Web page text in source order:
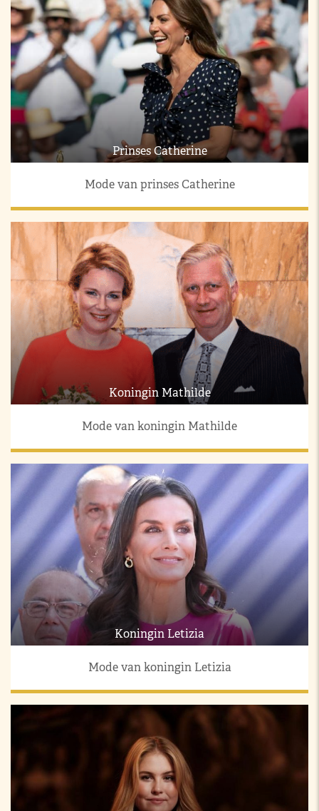
Prinses Catherine
Mode van prinses Catherine
Koningin Mathilde
Mode van koningin Mathilde
Koningin Letizia
Mode van koningin Letizia